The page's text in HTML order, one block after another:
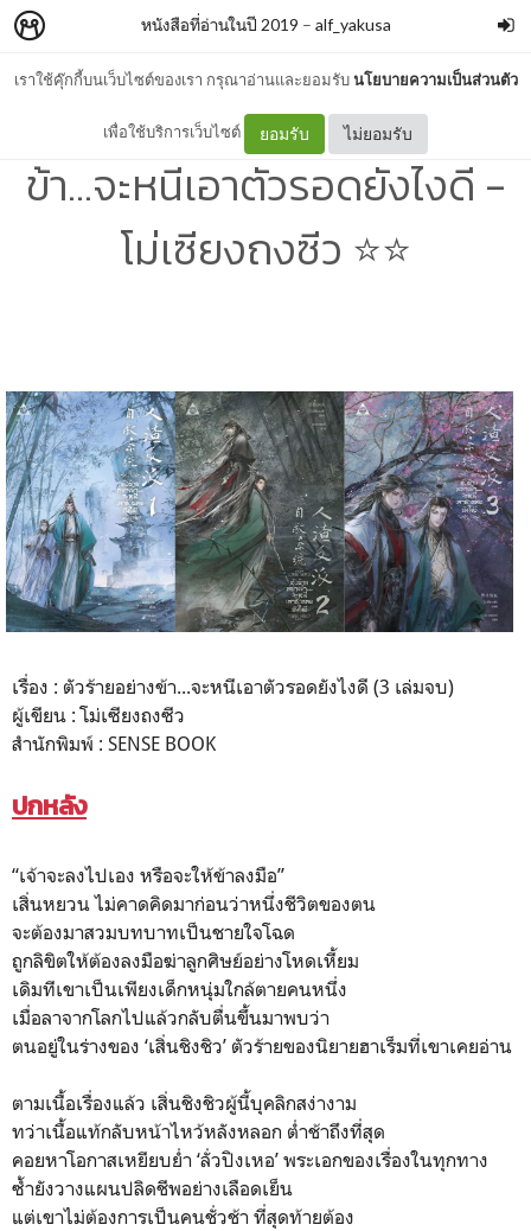
เราใช้คุ๊กกี้บนเว็บไซต์ของเรา กรุณาอ่านและยอมรับนโยบายความเป็นส่วนตัว
เพื่อใช้บริการเว็บไซต์ ยอมรับ ไม่ยอมรับ
หนังสือที่อ่านในปี 2019 – alf_yakusa
[2019 : 16-18] ตัวร้ายอย่าง
ข้า...จะหนีเอาตัวรอดยังไงดี -
โม่เซียงถงซีว ⭐️⭐️
เรื่อง : ตัวร้ายอย่างข้า...จะหนีเอาตัวรอดยังไงดี (3 เล่มจบ)
ผู้เขียน : โม่เซียงถงซีว
สำนักพิมพ์ : SENSE BOOK
ปกหลัง
“เจ้าจะลงไปเอง หรือจะให้ข้าลงมือ”
เสิ่นหยวน ไม่คาดคิดมาก่อนว่าหนึ่งชีวิตของตน
จะต้องมาสวมบทบาทเป็นชายใจโฉด
ถูกลิขิตให้ต้องลงมือฆ่าลูกศิษย์อย่างโหดเหี้ยม
เดิมทีเขาเป็นเพียงเด็กหนุ่มใกล้ตายคนหนึ่ง
เมื่อลาจากโลกไปแล้วกลับตื่นขึ้นมาพบว่า
ตนอยู่ในร่างของ ‘เสิ่นชิงชิว’ ตัวร้ายของนิยายฮาเร็มที่เขาเคยอ่าน
ตามเนื้อเรื่องแล้ว เสิ่นชิงชิวผู้นี้บุคลิกสง่างาม
ทว่าเนื้อแท้กลับหน้าไหว้หลังหลอก ต่ำช้าถึงที่สุด
คอยหาโอกาสเหยียบย่ำ ‘ลั่วปิงเหอ’ พระเอกของเรื่องในทุกทาง
ซ้ำยังวางแผนปลิดชีพอย่างเลือดเย็น
แต่เขาไม่ต้องการเป็นคนชั่วช้า ที่สุดท้ายต้อง